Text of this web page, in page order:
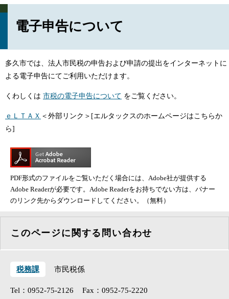
電子申告について
多久市では、法人市民税の申告および申請の提出をインターネットに
よる電子申告にてご利用いただけます。
くわしくは 市税の電子申告について をご覧ください。
ｅＬＴＡＸ ＜外部リンク＞ [エルタックスのホームページはこちらか
ら]
PDF形式のファイルをご覧いただく場合には、Adobe社が提供する
Adobe Readerが必要です。Adobe Readerをお持ちでない方は、バナー
のリンク先からダウンロードしてください。（無料）
このページに関する問い合わせ
税務課 市民税係
Tel：0952-75-2126 Fax：0952-75-2220